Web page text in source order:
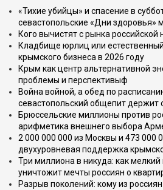
«Тихие убийцы» и спасение в
севастопольские «Дни
Кого вычистят с рынка
Кладбище юрлиц или
крымского бизнеса в 2026 году
Крым как центр альтернативной
проблемы и перспективыф
Война войной, а обед по
севастопольский общепит держит
Брюссельские миллионы против
арифметика внешнего выбора
2 000 000 000 из Москвы и 473 000
двухуровневая поддержка
Три миллиона в никуда: как
уничтожит мечты россиян о
Разрыв поколений: кому из